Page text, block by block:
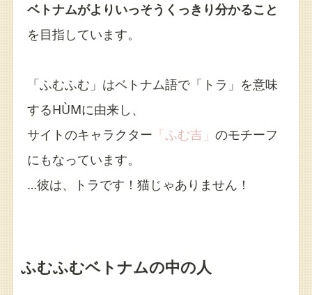
ベトナムがよりいっそうくっきり分かること
を目指しています。
「ふむふむ」はベトナム語で「トラ」を意味
するHÙMに由来し、
サイトのキャラクター 「ふむ吉」 のモチーフ
にもなっています。
…彼は、トラです！猫じゃありません！
ふむふむベトナムの中の人